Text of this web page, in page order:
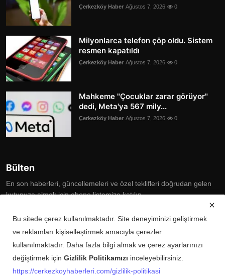
Çerkezköy Haber Ağustos 7, 2026 0
Milyonlarca telefon çöp oldu. Sistem
resmen kapatıldı
Çerkezköy Haber Ağustos 7, 2026 0
Mahkeme "Çocuklar zarar görüyor"
dedi, Meta'ya 567 mily...
Çerkezköy Haber Ağustos 7, 2026 0
Bülten
En son haberleri, güncellemeleri ve özel teklifleri doğrudan gelen
kutunuza almak için abone listemize katılın
Subscribe
Copyright © 2025 Çerkezköy Haberleri Tüm Hakları Saklıdır.
Bu sitede çerez kullanılmaktadır. Site deneyiminizi geliştirmek
ve reklamları kişiselleştirmek amacıyla çerezler
kullanılmaktadır. Daha fazla bilgi almak ve çerez ayarlarınızı
değiştirmek için Gizlilik Politikamızı inceleyebilirsiniz.
https://cerkezkoyhaberleri.com/gizlilik-politikasi